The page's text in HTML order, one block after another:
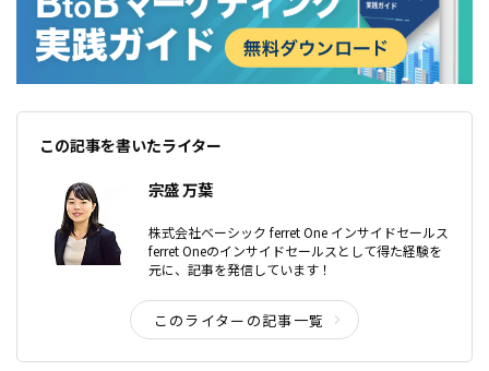
この記事を書いたライター
宗盛 万葉
株式会社ベーシック ferret One インサイドセールス
ferret Oneのインサイドセールスとして得た経験を
元に、記事を発信しています！
このライターの記事一覧